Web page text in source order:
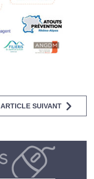
ARTICLE SUIVANT